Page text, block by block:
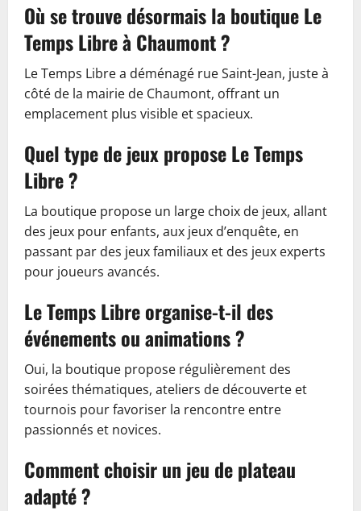
Où se trouve désormais la boutique Le
Temps Libre à Chaumont ?
Le Temps Libre a déménagé rue Saint-Jean, juste à
côté de la mairie de Chaumont, offrant un
emplacement plus visible et spacieux.
Quel type de jeux propose Le Temps
Libre ?
La boutique propose un large choix de jeux, allant
des jeux pour enfants, aux jeux d’enquête, en
passant par des jeux familiaux et des jeux experts
pour joueurs avancés.
Le Temps Libre organise-t-il des
événements ou animations ?
Oui, la boutique propose régulièrement des
soirées thématiques, ateliers de découverte et
tournois pour favoriser la rencontre entre
passionnés et novices.
Comment choisir un jeu de plateau
adapté ?